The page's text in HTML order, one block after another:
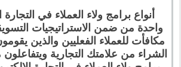
أنواع برامج ولاء العملاء في التجارة
واحدة من ضمن الاستراتيجيات
مكافأت للعملاء الفعليين والذين
الشراء من علامتك التجارية ويتفاعلون